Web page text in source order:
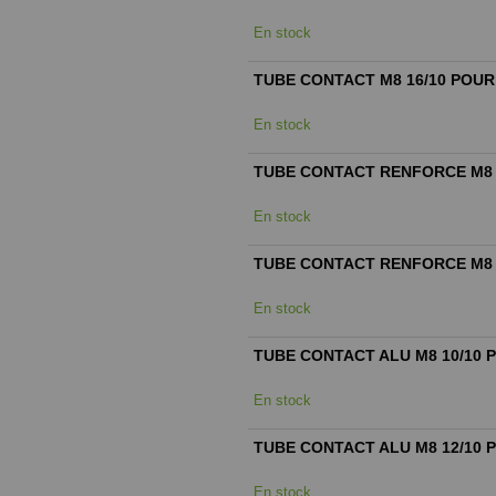
En stock
TUBE CONTACT M8 16/10
En stock
TUBE CONTACT RENFORCE
En stock
TUBE CONTACT RENFORCE
En stock
TUBE CONTACT ALU M8 10/10
En stock
TUBE CONTACT ALU M8 12/10
En stock